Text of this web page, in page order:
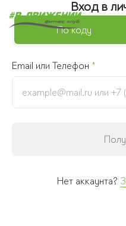
Вход в
По коду
Email или Телефон *
Нет аккаунта?